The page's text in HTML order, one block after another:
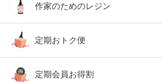
作家のためのレジン
定期おトク便
定期会員お得割